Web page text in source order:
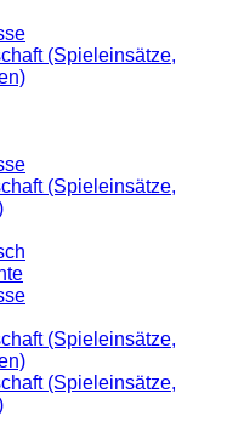
(Spieleinsätze,
(Spieleinsätze,
(Spieleinsätze,
(Spieleinsätze,